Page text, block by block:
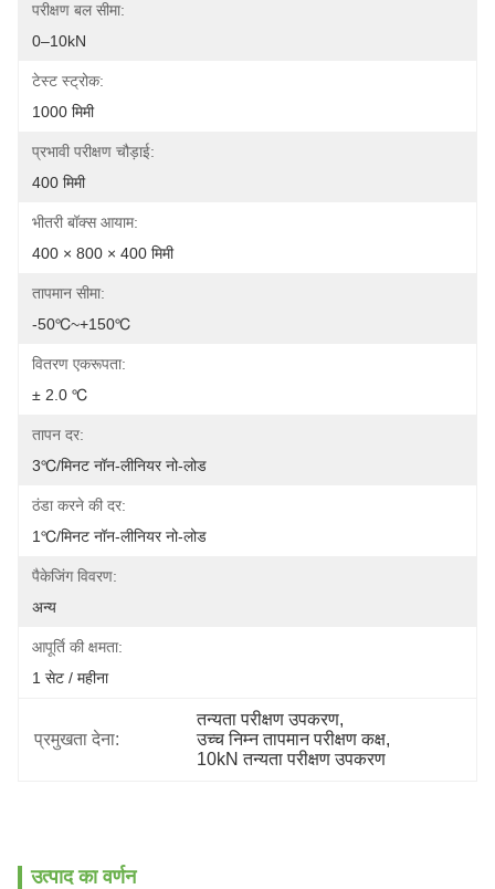
परीक्षण बल सीमा:
0–10kN
टेस्ट स्ट्रोक:
1000 मिमी
प्रभावी परीक्षण चौड़ाई:
400 मिमी
भीतरी बॉक्स आयाम:
400 × 800 × 400 मिमी
तापमान सीमा:
-50℃~+150℃
वितरण एकरूपता:
± 2.0 ℃
तापन दर:
3℃/मिनट नॉन-लीनियर नो-लोड
ठंडा करने की दर:
1℃/मिनट नॉन-लीनियर नो-लोड
पैकेजिंग विवरण:
अन्य
आपूर्ति की क्षमता:
1 सेट / महीना
प्रमुखता देना:
तन्यता परीक्षण उपकरण,
उच्च निम्न तापमान परीक्षण कक्ष,
10kN तन्यता परीक्षण उपकरण
उत्पाद का वर्णन